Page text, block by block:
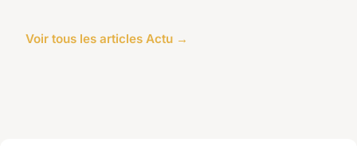
Voir tous les articles Actu →